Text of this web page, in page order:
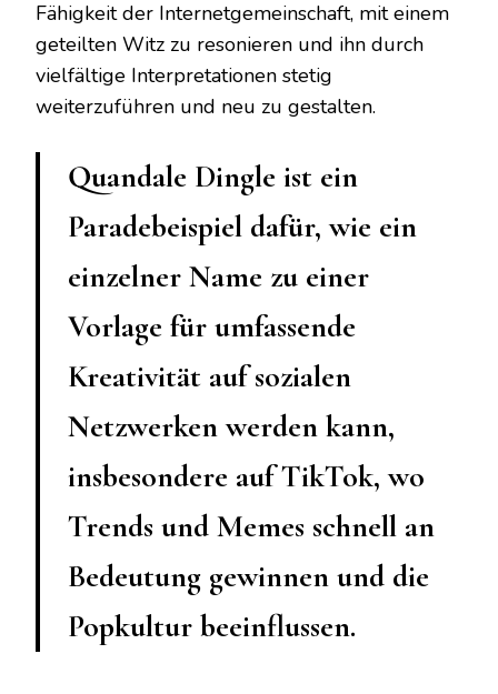
Fähigkeit der Internetgemeinschaft, mit einem
geteilten Witz zu resonieren und ihn durch
vielfältige Interpretationen stetig
weiterzuführen und neu zu gestalten.
Quandale Dingle ist ein
Paradebeispiel dafür, wie ein
einzelner Name zu einer
Vorlage für umfassende
Kreativität auf sozialen
Netzwerken werden kann,
insbesondere auf TikTok, wo
Trends und Memes schnell an
Bedeutung gewinnen und die
Popkultur beeinflussen.